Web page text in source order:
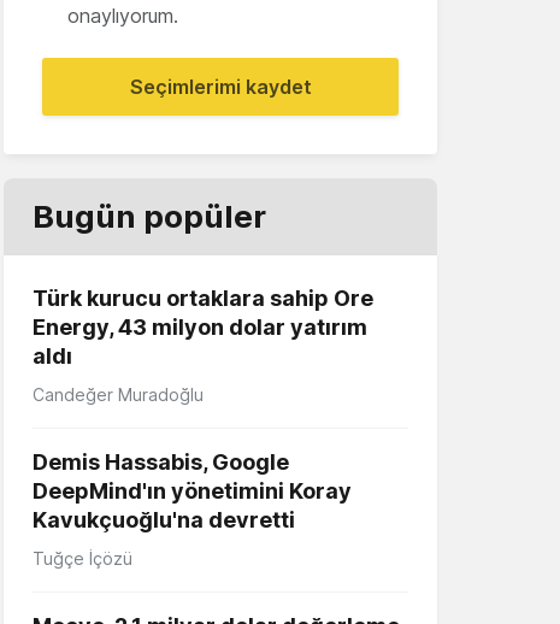
onaylıyorum.
Seçimlerimi kaydet
Bugün popüler
Türk kurucu ortaklara sahip Ore
Energy, 43 milyon dolar yatırım
aldı
Candeğer Muradoğlu
Demis Hassabis, Google
DeepMind'ın yönetimini Koray
Kavukçuoğlu'na devretti
Tuğçe İçözü